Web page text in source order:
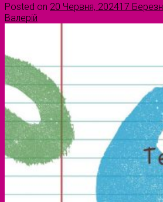
Posted on 20 Червня, 202417
Валерій